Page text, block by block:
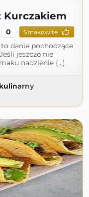
Kurczakiem
0 Smakowite
danie pochodzące
jeszcze nie
nadzienie (...)